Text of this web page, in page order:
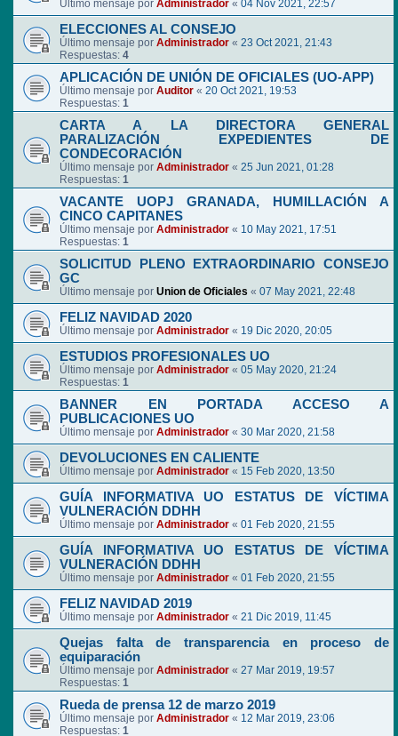
Último mensaje por Administrador « 04 Nov 2021, 22:57
ELECCIONES AL CONSEJO
Último mensaje por Administrador « 23 Oct 2021, 21:43
Respuestas: 4
APLICACIÓN DE UNIÓN DE OFICIALES (UO-APP)
Último mensaje por Auditor « 20 Oct 2021, 19:53
Respuestas: 1
CARTA A LA DIRECTORA GENERAL
PARALIZACIÓN EXPEDIENTES DE
CONDECORACIÓN
Último mensaje por Administrador « 25 Jun 2021, 01:28
Respuestas: 1
VACANTE UOPJ GRANADA, HUMILLACIÓN A
CINCO CAPITANES
Último mensaje por Administrador « 10 May 2021, 17:51
Respuestas: 1
SOLICITUD PLENO EXTRAORDINARIO CONSEJO
GC
Último mensaje por Union de Oficiales « 07 May 2021, 22:48
FELIZ NAVIDAD 2020
Último mensaje por Administrador « 19 Dic 2020, 20:05
ESTUDIOS PROFESIONALES UO
Último mensaje por Administrador « 05 May 2020, 21:24
Respuestas: 1
BANNER EN PORTADA ACCESO A
PUBLICACIONES UO
Último mensaje por Administrador « 30 Mar 2020, 21:58
DEVOLUCIONES EN CALIENTE
Último mensaje por Administrador « 15 Feb 2020, 13:50
GUÍA INFORMATIVA UO ESTATUS DE VÍCTIMA
VULNERACIÓN DDHH
Último mensaje por Administrador « 01 Feb 2020, 21:55
GUÍA INFORMATIVA UO ESTATUS DE VÍCTIMA
VULNERACIÓN DDHH
Último mensaje por Administrador « 01 Feb 2020, 21:55
FELIZ NAVIDAD 2019
Último mensaje por Administrador « 21 Dic 2019, 11:45
Quejas falta de transparencia en proceso de
equiparación
Último mensaje por Administrador « 27 Mar 2019, 19:57
Respuestas: 1
Rueda de prensa 12 de marzo 2019
Último mensaje por Administrador « 12 Mar 2019, 23:06
Respuestas: 1